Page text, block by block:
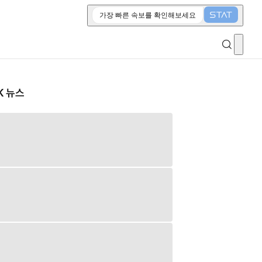
가장 빠른 속보를 확인해보세요
뉴스